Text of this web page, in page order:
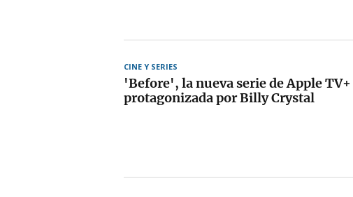
CINE Y SERIES
'Before', la nueva serie de Apple TV+
protagonizada por Billy Crystal